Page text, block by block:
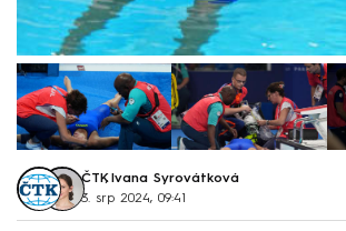
ČTK, Ivana Syrovátková
3. srp 2024, 09:41